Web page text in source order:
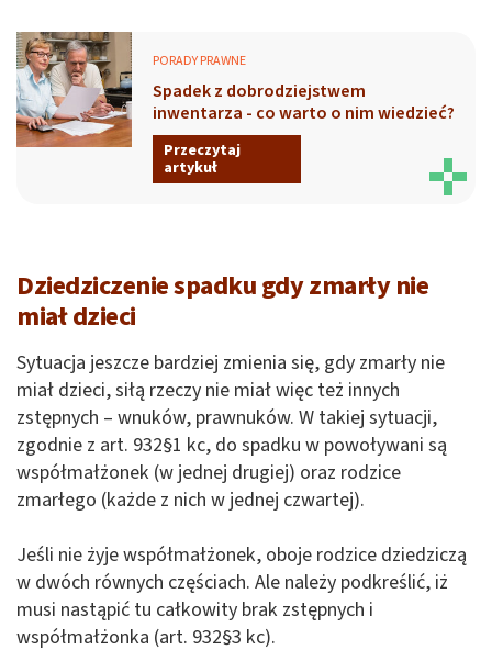
PORADY PRAWNE
Spadek z dobrodziejstwem
inwentarza - co warto o nim wiedzieć?
Przeczytaj
artykuł
Dziedziczenie spadku gdy zmarły nie
miał dzieci
Sytuacja jeszcze bardziej zmienia się, gdy zmarły nie
miał dzieci, siłą rzeczy nie miał więc też innych
zstępnych – wnuków, prawnuków. W takiej sytuacji,
zgodnie z art. 932§1 kc, do spadku w powoływani są
współmałżonek (w jednej drugiej) oraz rodzice
zmarłego (każde z nich w jednej czwartej).
Jeśli nie żyje współmałżonek, oboje rodzice dziedziczą
w dwóch równych częściach. Ale należy podkreślić, iż
musi nastąpić tu całkowity brak zstępnych i
współmałżonka (art. 932§3 kc).